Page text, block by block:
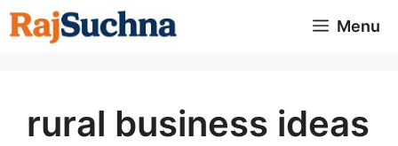
Skip
to
Menu
rural business ideas